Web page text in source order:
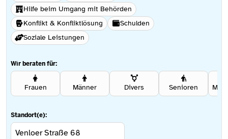
Hilfe beim Umgang mit Behörden
Konflikt & Konfliktlösung
Schulden
Soziale Leistungen
Wir beraten für:
Frauen Männer Divers Senioren
Standort(e):
Venloer Straße 68